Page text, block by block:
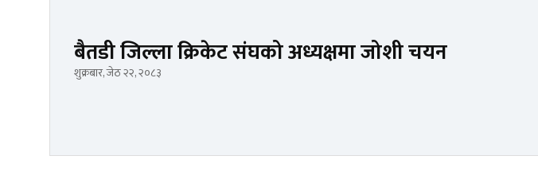
बैतडी जिल्ला क्रिकेट संघको अध्यक्षमा जोशी चयन
शुक्रबार, जेठ २२, २०८३